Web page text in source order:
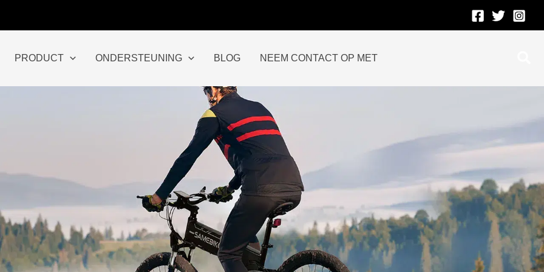
PRODUCT ONDERSTEUNING BLOG NEEM CONTACT OP MET